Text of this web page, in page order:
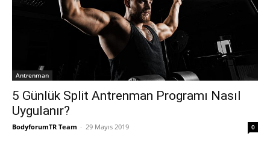
Antrenman
5 Günlük Split Antrenman Programı Nasıl
Uygulanır?
BodyforumTR Team - 29 Mayıs 2019 0